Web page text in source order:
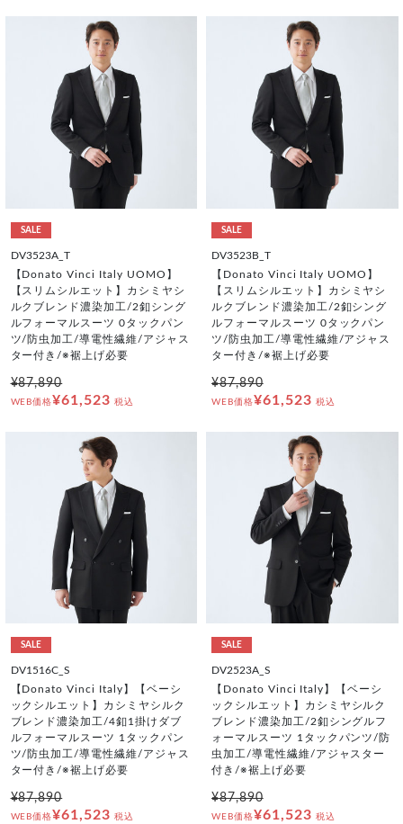
SALE
DV3523A_T
【Donato Vinci Italy UOMO】
【スリムシルエット】カシミヤシ
ルクブレンド濃染加工/2釦シング
ルフォーマルスーツ 0タックパン
ツ/防虫加工/導電性繊維/アジャス
ター付き/※裾上げ必要
¥87,890
WEB価格¥61,523 税込
SALE
DV3523B_T
【Donato Vinci Italy UOMO】
【スリムシルエット】カシミヤシ
ルクブレンド濃染加工/2釦シング
ルフォーマルスーツ 0タックパン
ツ/防虫加工/導電性繊維/アジャス
ター付き/※裾上げ必要
¥87,890
WEB価格¥61,523 税込
SALE
DV1516C_S
【Donato Vinci Italy】【ベーシ
ックシルエット】カシミヤシルク
ブレンド濃染加工/4釦1掛けダブ
ルフォーマルスーツ 1タックパン
ツ/防虫加工/導電性繊維/アジャス
ター付き/※裾上げ必要
¥87,890
WEB価格¥61,523 税込
SALE
DV2523A_S
【Donato Vinci Italy】【ベーシ
ックシルエット】カシミヤシルク
ブレンド濃染加工/2釦シングルフ
ォーマルスーツ 1タックパンツ/防
虫加工/導電性繊維/アジャスター
付き/※裾上げ必要
¥87,890
WEB価格¥61,523 税込